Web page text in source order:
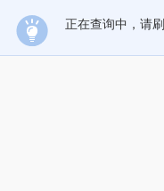
正在查询中，请